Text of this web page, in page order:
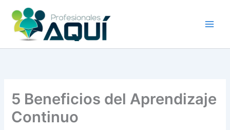
contenido
5 Beneficios del Aprendizaje
Continuo